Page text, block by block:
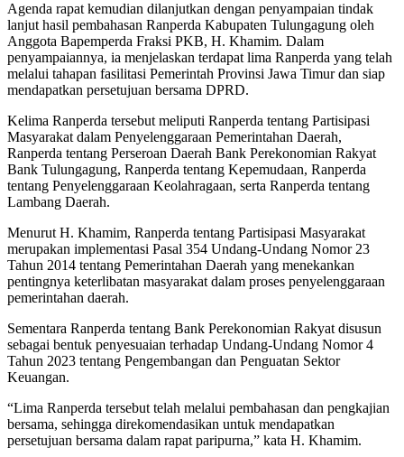
Agenda rapat kemudian dilanjutkan dengan penyampaian tindak
lanjut hasil pembahasan Ranperda Kabupaten Tulungagung oleh
Anggota Bapemperda Fraksi PKB, H. Khamim. Dalam
penyampaiannya, ia menjelaskan terdapat lima Ranperda yang telah
melalui tahapan fasilitasi Pemerintah Provinsi Jawa Timur dan siap
mendapatkan persetujuan bersama DPRD.
Kelima Ranperda tersebut meliputi Ranperda tentang Partisipasi
Masyarakat dalam Penyelenggaraan Pemerintahan Daerah,
Ranperda tentang Perseroan Daerah Bank Perekonomian Rakyat
Bank Tulungagung, Ranperda tentang Kepemudaan, Ranperda
tentang Penyelenggaraan Keolahragaan, serta Ranperda tentang
Lambang Daerah.
Menurut H. Khamim, Ranperda tentang Partisipasi Masyarakat
merupakan implementasi Pasal 354 Undang-Undang Nomor 23
Tahun 2014 tentang Pemerintahan Daerah yang menekankan
pentingnya keterlibatan masyarakat dalam proses penyelenggaraan
pemerintahan daerah.
Sementara Ranperda tentang Bank Perekonomian Rakyat disusun
sebagai bentuk penyesuaian terhadap Undang-Undang Nomor 4
Tahun 2023 tentang Pengembangan dan Penguatan Sektor
Keuangan.
“Lima Ranperda tersebut telah melalui pembahasan dan pengkajian
bersama, sehingga direkomendasikan untuk mendapatkan
persetujuan bersama dalam rapat paripurna,” kata H. Khamim.